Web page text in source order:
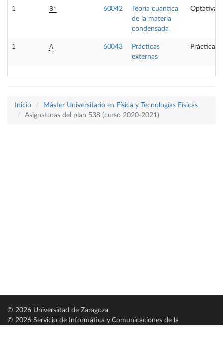
1 S1 60042
Teoría cuántica
de la materia
condensada
Optativa
1 A 60043
Prácticas
externas
Prácticas
Inicio
Máster Universitario en Física y Tecnologías Físicas
Asignaturas del plan 538 (curso 2020-2021)
© 2026 Universidad de Zaragoza
© 2026 Servicio de Informática y Comunicaciones de la